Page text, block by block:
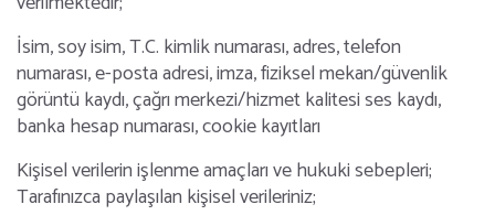
İsim, soy isim, T.C. kimlik numarası, adres, telefon
numarası, e-posta adresi, imza, fiziksel mekan/güvenlik
görüntü kaydı, çağrı merkezi/hizmet kalitesi ses kaydı,
banka hesap numarası, cookie kayıtları
Kişisel verilerin işlenme amaçları ve hukuki sebepleri;
Tarafınızca paylaşılan kişisel verileriniz;